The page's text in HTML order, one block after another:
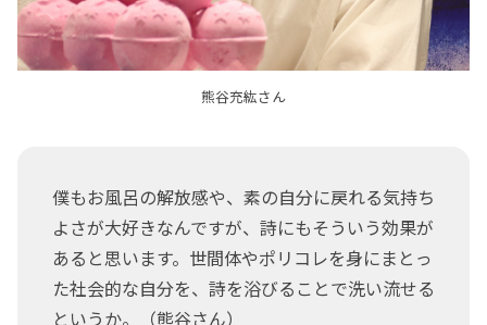
熊谷充紘さん
僕もお風呂の解放感や、素の自分に戻れる気持ち
よさが大好きなんですが、詩にもそういう効果が
あると思います。世間体やポリコレを身にまとっ
た社会的な自分を、詩を浴びることで洗い流せる
というか。（熊谷さん）